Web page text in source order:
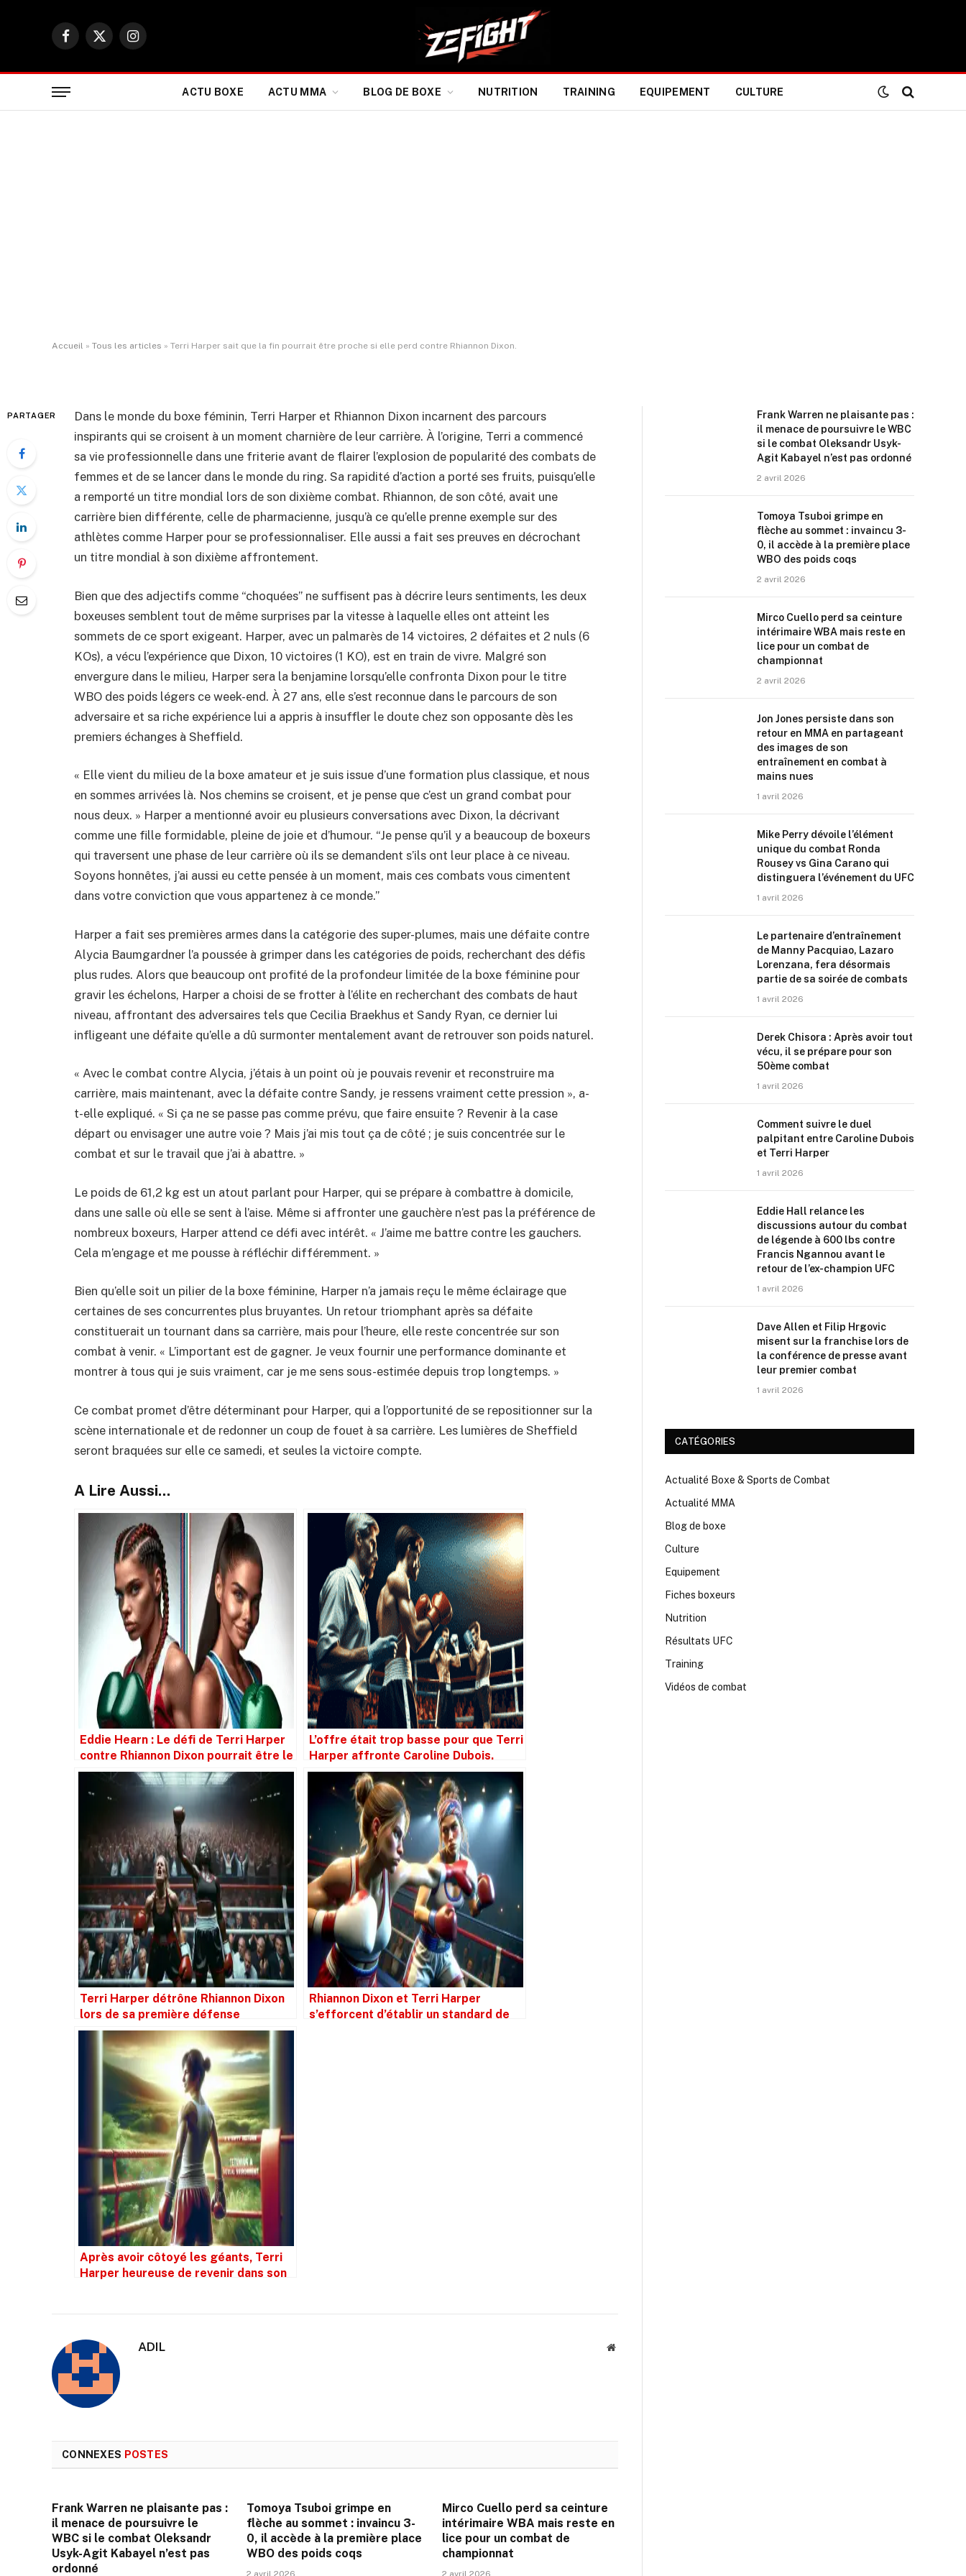
Facebook
X
Instagram
ACTU BOXE ACTU MMA BLOG DE BOXE NUTRITION TRAINING EQUIPEMENT CULTURE
Accueil » Tous les articles » Terri Harper sait que la fin pourrait être proche si elle perd contre Rhiannon Dixon.
Par ADIL 28 septembre 2024 Aucun commentaire 4 Minutes de Lecture
PARTAGER
Dans le monde du boxe féminin, Terri Harper et Rhiannon Dixon incarnent des parcours
inspirants qui se croisent à un moment charnière de leur carrière. À l’origine, Terri a commencé
sa vie professionnelle dans une friterie avant de flairer l’explosion de popularité des combats de
femmes et de se lancer dans le monde du ring. Sa rapidité d’action a porté ses fruits, puisqu’elle
a remporté un titre mondial lors de son dixième combat. Rhiannon, de son côté, avait une
carrière bien différente, celle de pharmacienne, jusqu’à ce qu’elle prenne exemple sur des
athlètes comme Harper pour se professionnaliser. Elle aussi a fait ses preuves en décrochant
un titre mondial à son dixième affrontement.
Bien que des adjectifs comme “choquées” ne suffisent pas à décrire leurs sentiments, les deux
boxeuses semblent tout de même surprises par la vitesse à laquelle elles ont atteint les
sommets de ce sport exigeant. Harper, avec un palmarès de 14 victoires, 2 défaites et 2 nuls (6
KOs), a vécu l’expérience que Dixon, 10 victoires (1 KO), est en train de vivre. Malgré son
envergure dans le milieu, Harper sera la benjamine lorsqu’elle confronta Dixon pour le titre
WBO des poids légers ce week-end. À 27 ans, elle s’est reconnue dans le parcours de son
adversaire et sa riche expérience lui a appris à insuffler le doute chez son opposante dès les
premiers échanges à Sheffield.
« Elle vient du milieu de la boxe amateur et je suis issue d’une formation plus classique, et nous
en sommes arrivées là. Nos chemins se croisent, et je pense que c’est un grand combat pour
nous deux. » Harper a mentionné avoir eu plusieurs conversations avec Dixon, la décrivant
comme une fille formidable, pleine de joie et d’humour. “Je pense qu’il y a beaucoup de boxeurs
qui traversent une phase de leur carrière où ils se demandent s’ils ont leur place à ce niveau.
Soyons honnêtes, j’ai aussi eu cette pensée à un moment, mais ces combats vous cimentent
dans votre conviction que vous appartenez à ce monde.”
Harper a fait ses premières armes dans la catégorie des super-plumes, mais une défaite contre
Alycia Baumgardner l’a poussée à grimper dans les catégories de poids, recherchant des défis
plus rudes. Alors que beaucoup ont profité de la profondeur limitée de la boxe féminine pour
gravir les échelons, Harper a choisi de se frotter à l’élite en recherchant des combats de haut
niveau, affrontant des adversaires tels que Cecilia Braekhus et Sandy Ryan, ce dernier lui
infligeant une défaite qu’elle a dû surmonter mentalement avant de retrouver son poids naturel.
« Avec le combat contre Alycia, j’étais à un point où je pouvais revenir et reconstruire ma
carrière, mais maintenant, avec la défaite contre Sandy, je ressens vraiment cette pression », a-
t-elle expliqué. « Si ça ne se passe pas comme prévu, que faire ensuite ? Revenir à la case
départ ou envisager une autre voie ? Mais j’ai mis tout ça de côté ; je suis concentrée sur le
combat et sur le travail que j’ai à abattre. »
Le poids de 61,2 kg est un atout parlant pour Harper, qui se prépare à combattre à domicile,
dans une salle où elle se sent à l’aise. Même si affronter une gauchère n’est pas la préférence de
nombreux boxeurs, Harper attend ce défi avec intérêt. « J’aime me battre contre les gauchers.
Cela m’engage et me pousse à réfléchir différemment. »
Bien qu’elle soit un pilier de la boxe féminine, Harper n’a jamais reçu le même éclairage que
certaines de ses concurrentes plus bruyantes. Un retour triomphant après sa défaite
constituerait un tournant dans sa carrière, mais pour l’heure, elle reste concentrée sur son
combat à venir. « L’important est de gagner. Je veux fournir une performance dominante et
montrer à tous qui je suis vraiment, car je me sens sous-estimée depuis trop longtemps. »
Ce combat promet d’être déterminant pour Harper, qui a l’opportunité de se repositionner sur la
scène internationale et de redonner un coup de fouet à sa carrière. Les lumières de Sheffield
seront braquées sur elle ce samedi, et seules la victoire compte.
A Lire Aussi...
Eddie Hearn : Le défi de Terri Harper
contre Rhiannon Dixon pourrait être le
dernier coup de dés
L’offre était trop basse pour que Terri
Harper affronte Caroline Dubois.
Terri Harper détrône Rhiannon Dixon
lors de sa première défense
Rhiannon Dixon et Terri Harper
s’efforcent d’établir un standard de
Après avoir côtoyé les géants, Terri
Harper heureuse de revenir dans son
ADIL
Site
CONNEXES POSTES
Frank Warren ne plaisante pas :
il menace de poursuivre le
WBC si le combat Oleksandr
Usyk-Agit Kabayel n’est pas
ordonné
Tomoya Tsuboi grimpe en
flèche au sommet : invaincu 3-
0, il accède à la première place
WBO des poids coqs
2 avril 2026
Mirco Cuello perd sa ceinture
intérimaire WBA mais reste en
lice pour un combat de
championnat
2 avril 2026
Frank Warren ne plaisante pas :
il menace de poursuivre le WBC
si le combat Oleksandr Usyk-
Agit Kabayel n’est pas ordonné
2 avril 2026
Tomoya Tsuboi grimpe en
flèche au sommet : invaincu 3-
0, il accède à la première place
WBO des poids coqs
2 avril 2026
Mirco Cuello perd sa ceinture
intérimaire WBA mais reste en
lice pour un combat de
championnat
2 avril 2026
Jon Jones persiste dans son
retour en MMA en partageant
des images de son
entraînement en combat à
mains nues
1 avril 2026
Mike Perry dévoile l’élément
unique du combat Ronda
Rousey vs Gina Carano qui
distinguera l’événement du UFC
1 avril 2026
Le partenaire d’entraînement
de Manny Pacquiao, Lazaro
Lorenzana, fera désormais
partie de sa soirée de combats
1 avril 2026
Derek Chisora : Après avoir tout
vécu, il se prépare pour son
50ème combat
1 avril 2026
Comment suivre le duel
palpitant entre Caroline Dubois
et Terri Harper
1 avril 2026
Eddie Hall relance les
discussions autour du combat
de légende à 600 lbs contre
Francis Ngannou avant le
retour de l’ex-champion UFC
1 avril 2026
Dave Allen et Filip Hrgovic
misent sur la franchise lors de
la conférence de presse avant
leur premier combat
1 avril 2026
CATÉGORIES
Actualité Boxe & Sports de Combat
Actualité MMA
Blog de boxe
Culture
Equipement
Fiches boxeurs
Nutrition
Résultats UFC
Training
Vidéos de combat